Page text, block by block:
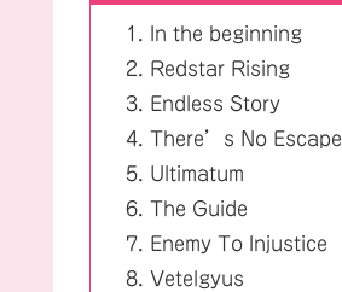
In the beginning
Redstar Rising
Endless Story
There’s No Escape
Ultimatum
The Guide
Enemy To Injustice
Vetelgyus